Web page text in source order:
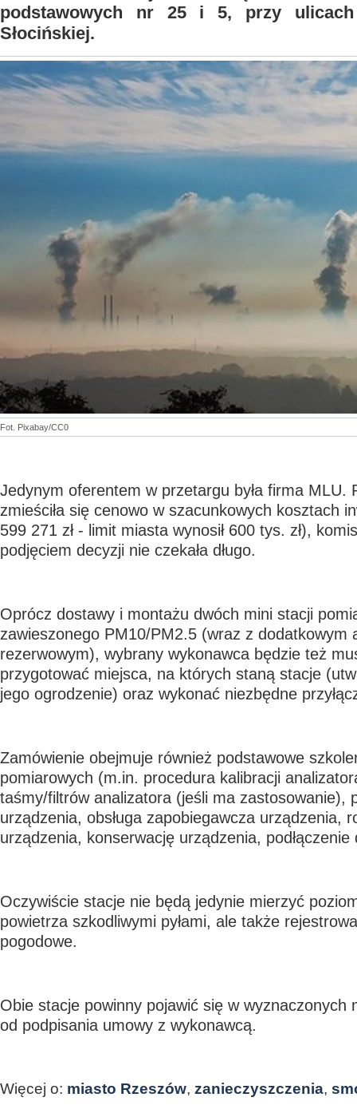
podstawowych nr 25 i 5, przy
Słocińskiej.
Fot. Pixabay/CC0
Jedynym oferentem w przetargu była firma MLU.
zmieściła się cenowo w szacunkowych kosztach
599 271 zł - limit miasta wynosił 600 tys. zł),
podjęciem decyzji nie czekała długo.
Oprócz dostawy i montażu dwóch mini stacji
zawieszonego PM10/PM2.5 (wraz z dodatkowym
rezerwowym), wybrany wykonawca będzie też
przygotować miejsca, na których staną stacje
jego ogrodzenie) oraz wykonać niezbędne
Zamówienie obejmuje również podstawowe
pomiarowych (m.in. procedura kalibracji
taśmy/filtrów analizatora (jeśli ma zastosowanie),
urządzenia, obsługa zapobiegawcza urządzenia,
urządzenia, konserwację urządzenia,
Oczywiście stacje nie będą jedynie mierzyć
powietrza szkodliwymi pyłami, ale także
pogodowe.
Obie stacje powinny pojawić się w wyznaczonych
od podpisania umowy z wykonawcą.
Więcej o: miasto Rzeszów, zanieczyszczenia,